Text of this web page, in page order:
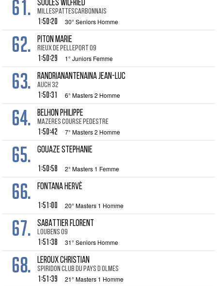
61. SOULES Wilfried
millespattescarbonnais
1:50:20 30° Seniors Homme
62. PITON Marie
Rieux de Pelleport 09
1:50:29 1° Juniors Femme
63. RANDRIANANTENAINA Jean-Luc
Auch 32
1:50:31 6° Masters 2 Homme
64. BELHON Philippe
mazeres course pedestre
1:50:42 7° Masters 2 Homme
65. GOUAZE Stephanie
1:50:58 2° Masters 1 Femme
66. FONTANA Hervè
1:51:00 20° Masters 1 Homme
67. SABATTIER Florent
Loubens 09
1:51:38 31° Seniors Homme
68. LEROUX Christian
spiridon club du pays d olmes
1:51:39 21° Masters 1 Homme